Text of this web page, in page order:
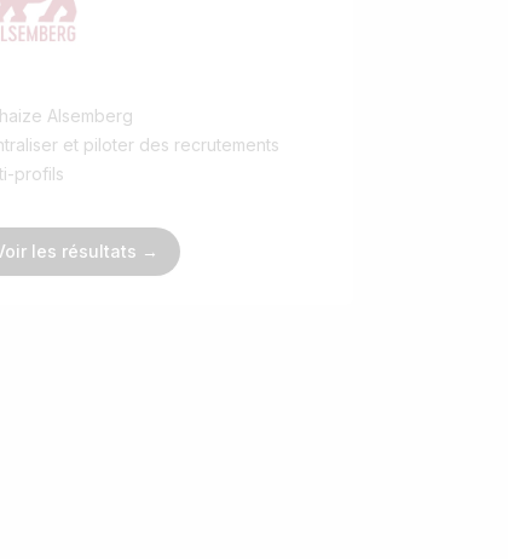
Alsemberg
et piloter des recrutements
profils
les résultats →